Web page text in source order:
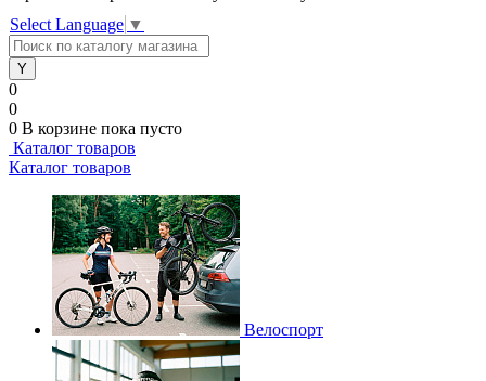
Select Language ▼
0
0
0 В корзине пока пусто
Каталог товаров
Каталог товаров
Велоспорт